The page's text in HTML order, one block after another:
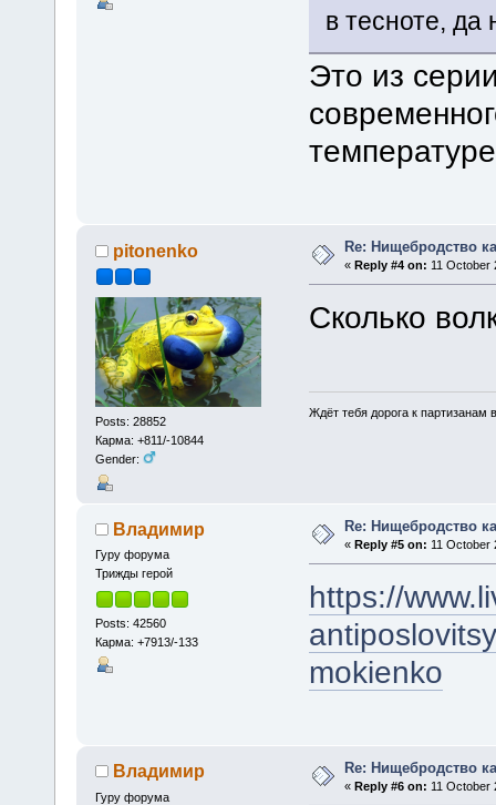
в тесноте, да
Это из
pitonenko
Posts: 28852
Карма: +811/-10844
Gender:
Re: Нищебродство
« Reply #4 on: 11 October
Сколько
Ждёт тебя дорога к партизанам
Владимир
Гуру форума
Трижды герой
Posts: 42560
Карма: +7913/-133
Re: Нищебродство
«Reply #5 on: 11 October
https://
mokienko
Владимир
Гуру форума
Re: Нищебродство
«Reply #6 on: 11 October